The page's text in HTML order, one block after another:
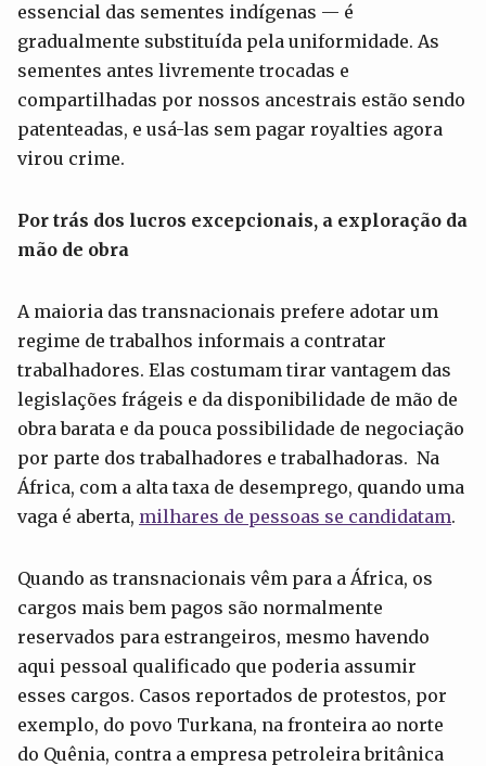
essencial das sementes indígenas — é
gradualmente substituída pela uniformidade. As
sementes antes livremente trocadas e
compartilhadas por nossos ancestrais estão sendo
patenteadas, e usá-las sem pagar royalties agora
virou crime.
Por trás dos lucros excepcionais, a exploração da
mão de obra
A maioria das transnacionais prefere adotar um
regime de trabalhos informais a contratar
trabalhadores. Elas costumam tirar vantagem das
legislações frágeis e da disponibilidade de mão de
obra barata e da pouca possibilidade de negociação
por parte dos trabalhadores e trabalhadoras. Na
África, com a alta taxa de desemprego, quando uma
vaga é aberta, milhares de pessoas se candidatam.
Quando as transnacionais vêm para a África, os
cargos mais bem pagos são normalmente
reservados para estrangeiros, mesmo havendo
aqui pessoal qualificado que poderia assumir
esses cargos. Casos reportados de protestos, por
exemplo, do povo Turkana, na fronteira ao norte
do Quênia, contra a empresa petroleira britânica